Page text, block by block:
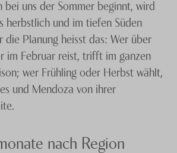
bei uns der Sommer beginnt, wird
herbstlich und im tiefen Süden
die Planung heisst das: Wer über
im Februar reist, trifft im ganzen
wer Frühling oder Herbst wählt,
und Mendoza von ihrer
nach Region